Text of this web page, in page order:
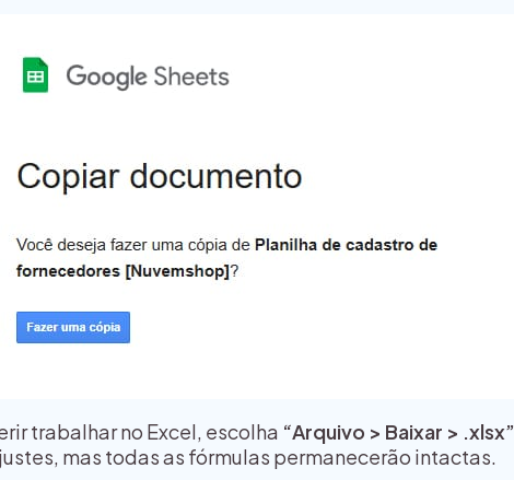
trabalhar no Excel, escolha “Arquivo > Baixar > .xlsx”
mas todas as fórmulas permanecerão intactas.